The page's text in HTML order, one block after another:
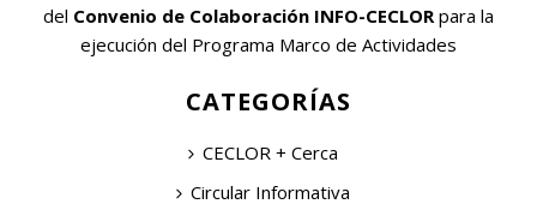
del Convenio de Colaboración INFO-CECLOR para la
ejecución del Programa Marco de Actividades
CATEGORÍAS
CECLOR + Cerca
Circular Informativa